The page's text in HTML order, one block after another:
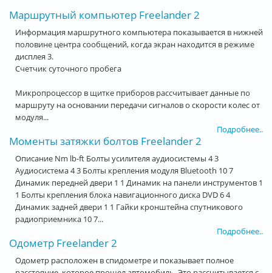
Маршрутный компьютер Freelander 2
Информация маршрутного компьютера показывается в нижней
половине центра сообщений, когда экран находится в режиме
дисплея 3.
Счетчик суточного пробега
Микропроцессор в щитке приборов рассчитывает данные по
маршруту на основании передачи сигналов о скорости колес от
модуля...
Подробнее..
Моменты затяжки болтов Freelander 2
Описание Nm lb-ft Болты усилителя аудиосистемы 4 3
Аудиосистема 4 3 Болты крепления модуля Bluetooth 10 7
Динамик передней двери 1 1 Динамик на панели инструментов 1
1 Болты крепления блока навигационного диска DVD 6 4
Динамик задней двери 1 1 Гайки кронштейна спутникового
радиоприемника 10 7...
Подробнее..
Одометр Freelander 2
Одометр расположен в спидометре и показывает полное